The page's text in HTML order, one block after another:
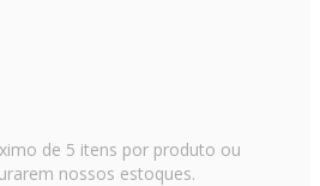
de 5 itens por produto ou
nossos estoques.